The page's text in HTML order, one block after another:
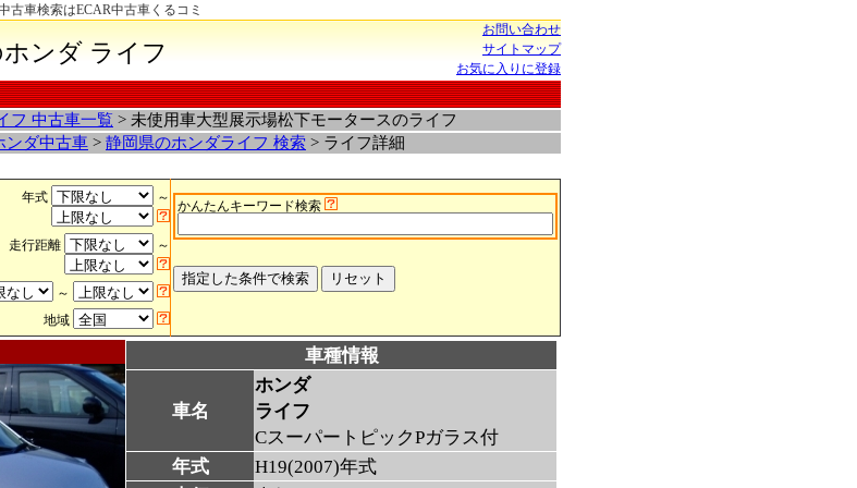
古車検索はECAR中古車くるコミ
ンダ ライフ
お問い合わせ
サイトマップ
お気に入りに登録
フ 中古車一覧 > 未使用車大型展示場松下モータースのライフ
ンダ中古車 > 静岡県のホンダライフ 検索 > ライフ詳細
年式 ～
走行距離 ～
～
地域
かんたんキーワード検索
車種情報
車名
ホンダ
ライフ
CスーパートピックPガラス付
年式
H19(2007)年式